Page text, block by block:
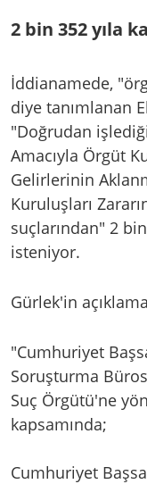
2 bin 352 yıla
İddianamede,
diye tanımlanan
"Doğrudan
Amacıyla Örgüt
Gelirlerinin
Kuruluşları
suçlarından" 2
isteniyor.
Gürlek'in
"Cumhuriyet
Soruşturma
Suç Örgütü'ne
kapsamında;
Cumhuriyet